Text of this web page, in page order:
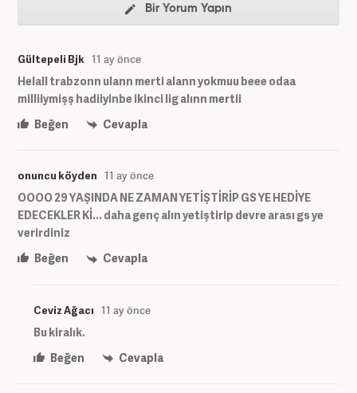
Bir Yorum Yapın
Gültepeli Bjk 11 ay önce
Helall trabzonn ulann merti alann yokmuu beee odaa
milliiymişş hadiiyinbe ikinci lig alınn mertii
Beğen
Cevapla
onuncu köyden 11 ay önce
OOOO 29 YAŞINDA NE ZAMAN YETİŞTİRİP GS YE HEDİYE
EDECEKLER Kİ... daha genç alın yetiştirip devre arası gs ye
verirdiniz
Beğen
Cevapla
Ceviz Ağacı 11 ay önce
Bu kiralık.
Beğen
Cevapla